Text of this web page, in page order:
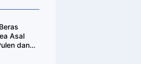
Asal
dan